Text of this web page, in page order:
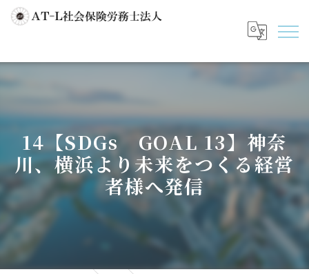
14【SDGs GOAL 13】神奈
川、横浜より未来をつくる経営
者様へ発信